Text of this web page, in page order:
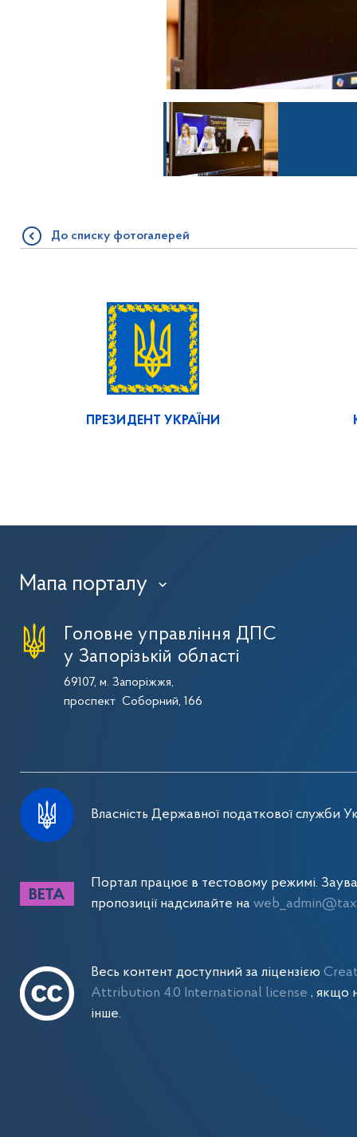
До списку фотогалерей
ПРЕЗИДЕНТ УКРАЇНИ
Мапа порталу ›
Головне управління ДПС
у Запорізькій області
69107, м. Запоріжжя,
проспект Соборний, 166
Власність Державної податкової служби
Портал працює в тестовому режимі.
пропозиції надсилайте на
Весь контент доступний за ліцензією
Attribution 4.0 International license, якщо
інше.